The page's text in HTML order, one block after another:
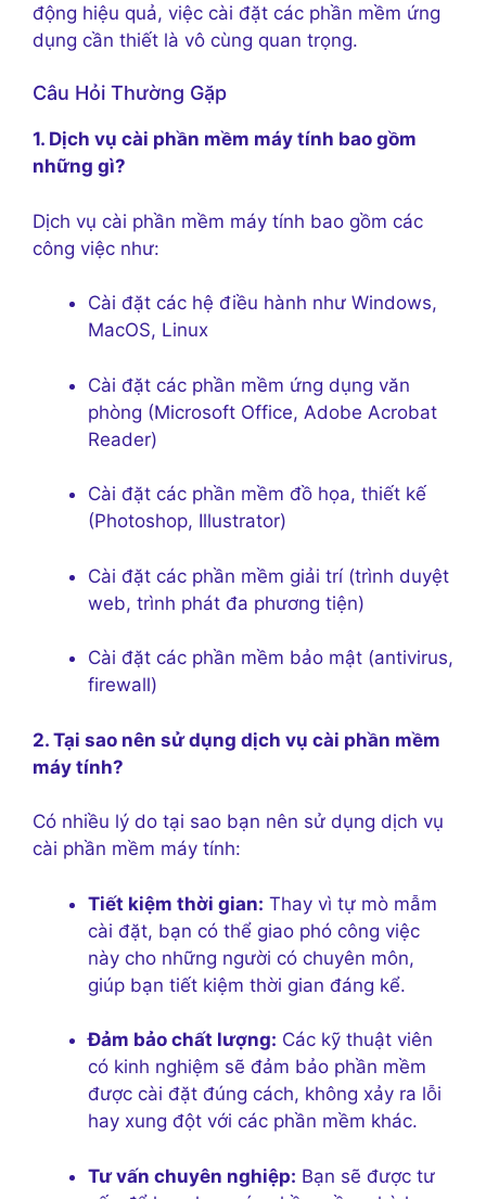
động hiệu quả, việc cài đặt các phần mềm ứng
dụng cần thiết là vô cùng quan trọng.
Câu Hỏi Thường Gặp
1. Dịch vụ cài phần mềm máy tính bao gồm
những gì?
Dịch vụ cài phần mềm máy tính bao gồm các
công việc như:
Cài đặt các hệ điều hành như Windows,
MacOS, Linux
Cài đặt các phần mềm ứng dụng văn
phòng (Microsoft Office, Adobe Acrobat
Reader)
Cài đặt các phần mềm đồ họa, thiết kế
(Photoshop, Illustrator)
Cài đặt các phần mềm giải trí (trình duyệt
web, trình phát đa phương tiện)
Cài đặt các phần mềm bảo mật (antivirus,
firewall)
2. Tại sao nên sử dụng dịch vụ cài phần mềm
máy tính?
Có nhiều lý do tại sao bạn nên sử dụng dịch vụ
cài phần mềm máy tính:
Tiết kiệm thời gian: Thay vì tự mò mẫm
cài đặt, bạn có thể giao phó công việc
này cho những người có chuyên môn,
giúp bạn tiết kiệm thời gian đáng kể.
Đảm bảo chất lượng: Các kỹ thuật viên
có kinh nghiệm sẽ đảm bảo phần mềm
được cài đặt đúng cách, không xảy ra lỗi
hay xung đột với các phần mềm khác.
Tư vấn chuyên nghiệp: Bạn sẽ được tư